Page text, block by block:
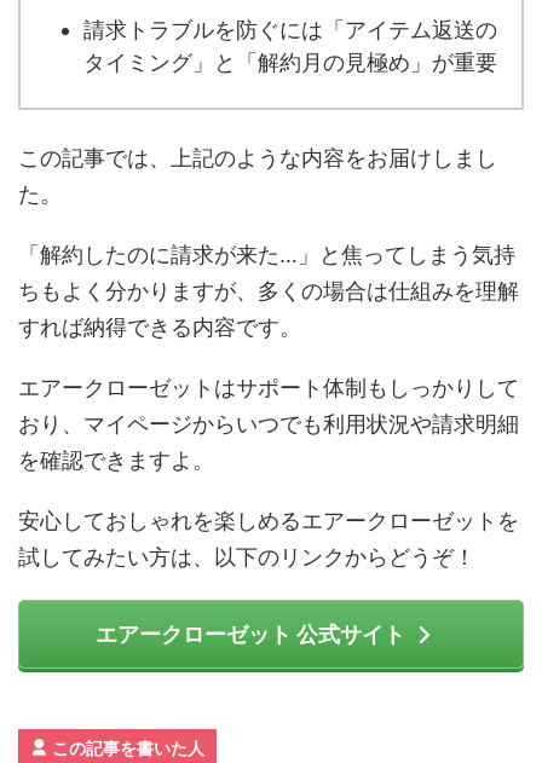
請求トラブルを防ぐには「アイテム返送の
タイミング」と「解約月の見極め」が重要
この記事では、上記のような内容をお届けしまし
た。
「解約したのに請求が来た…」と焦ってしまう気持
ちもよく分かりますが、多くの場合は仕組みを理解
すれば納得できる内容です。
エアークローゼットはサポート体制もしっかりして
おり、マイページからいつでも利用状況や請求明細
を確認できますよ。
安心しておしゃれを楽しめるエアークローゼットを
試してみたい方は、以下のリンクからどうぞ！
エアークローゼット 公式サイト
この記事を書いた人